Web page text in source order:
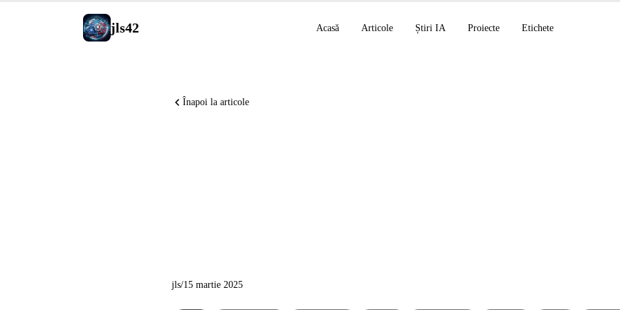
jls42 Acasă Articole Știri IA Proiecte Etichete
Înapoi la articole
jls/15 martie 2025